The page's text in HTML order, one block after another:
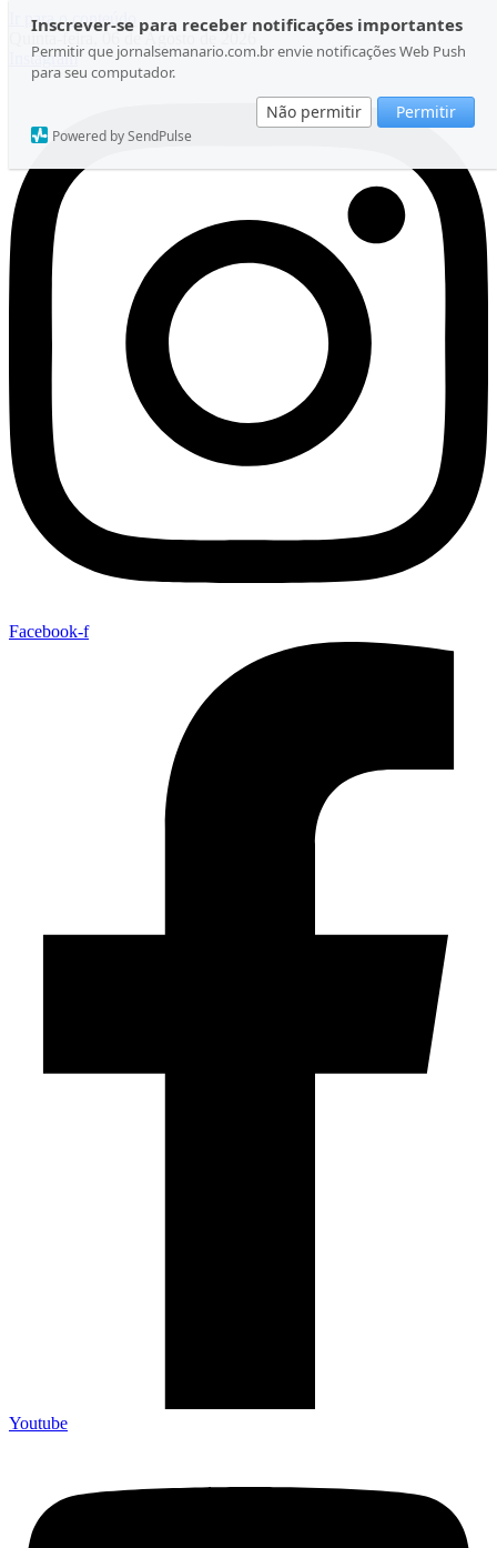
Inscrever-se para receber notificações importantes
Permitir que jornalsemanario.com.br envie notificações Web Push
para seu computador.
Não permitir Permitir
Powered by SendPulse
Ir para o conteúdo
Quinta-feira, 06 de Agosto de 2026
Instagram
Facebook-f
Youtube